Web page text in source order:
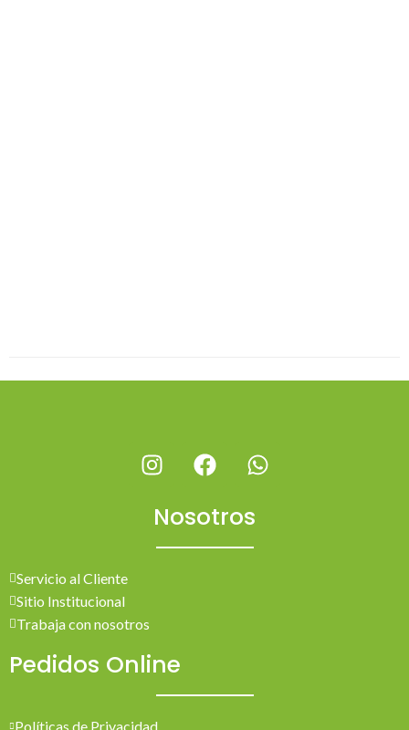
Nosotros
Servicio al Cliente
Sitio Institucional
Trabaja con nosotros
Pedidos Online
Políticas de Privacidad